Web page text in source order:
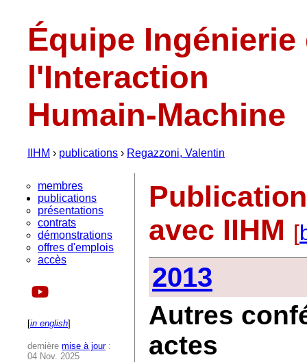
Équipe Ingénierie
l'Interaction
Humain-Machine
IIHM › publications › Regazzoni, Valentin
membres
publications
présentations
contrats
démonstrations
offres d'emplois
accès
[in english]
dernière mise à jour:
04 Nov. 2025
avec IIHM [
2013
Autres
actes